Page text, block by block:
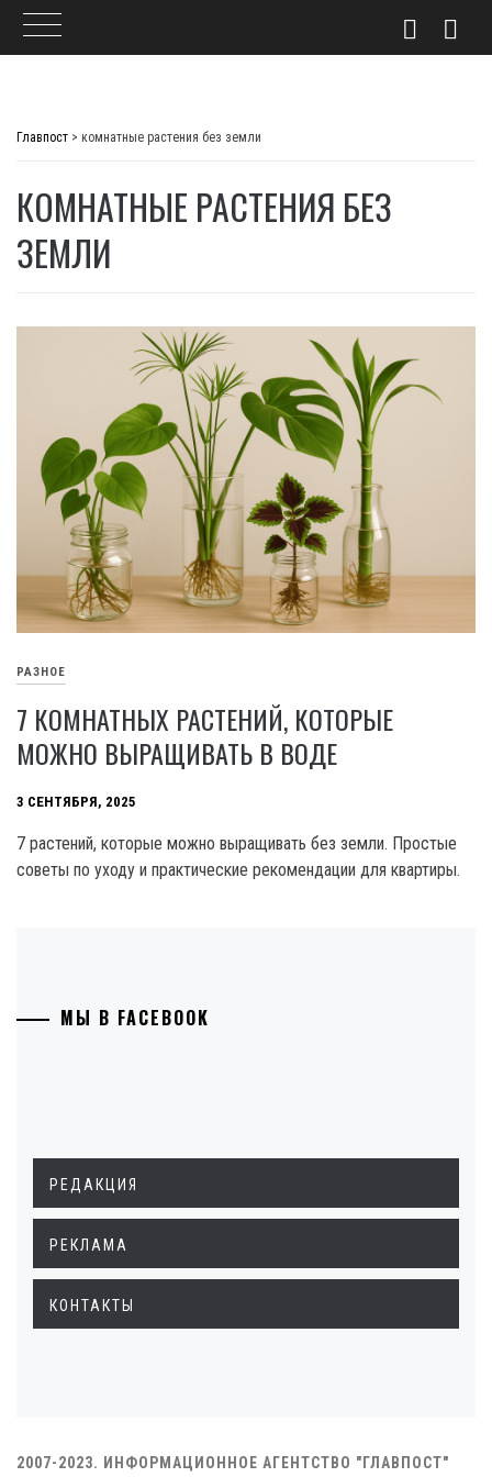
Главпост > комнатные растения без земли
КОМНАТНЫЕ РАСТЕНИЯ БЕЗ
ЗЕМЛИ
РАЗНОЕ
7 КОМНАТНЫХ РАСТЕНИЙ, КОТОРЫЕ
МОЖНО ВЫРАЩИВАТЬ В ВОДЕ
3 СЕНТЯБРЯ, 2025
7 растений, которые можно выращивать без земли. Простые
советы по уходу и практические рекомендации для квартиры.
МЫ В FACEBOOK
РЕДАКЦИЯ
РЕКЛАМА
КОНТАКТЫ
2007-2023. ИНФОРМАЦИОННОЕ АГЕНТСТВО "ГЛАВПОСТ"